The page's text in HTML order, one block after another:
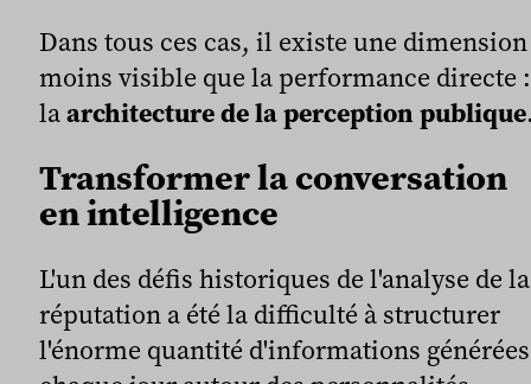
Dans tous ces cas, il existe une dimension
moins visible que la performance directe :
laarchitecture de la perception publique
Transformer la conversation
en intelligence
L'un des défis historiques de l'analyse de la
réputation a été la difficulté à structurer
l'énorme quantité d'informations générées